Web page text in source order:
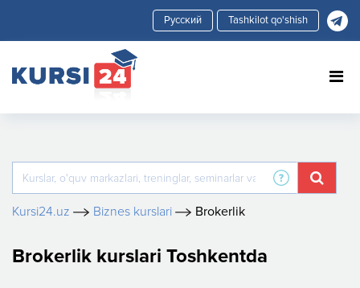
Tashkilot qo'shish
Kursi24.uz Biznes kurslari Brokerlik
Brokerlik kurslari Toshkentda